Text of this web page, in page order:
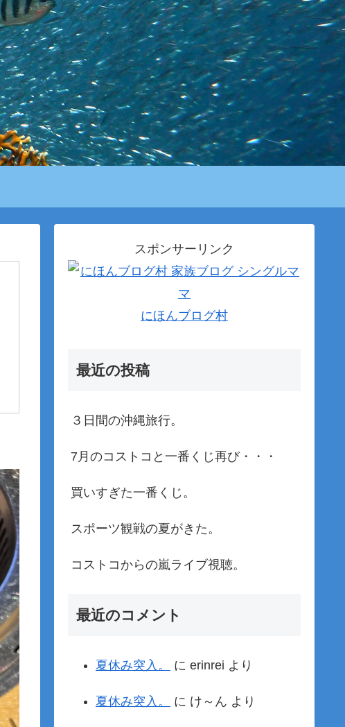
スポンサーリンク
にほんブログ村
最近の投稿
３日間の沖縄旅行。
7月のコストコと一番くじ再び・・・
買いすぎた一番くじ。
スポーツ観戦の夏がきた。
コストコからの嵐ライブ視聴。
最近のコメント
夏休み突入。 に erinrei より
夏休み突入。 に け～ん より